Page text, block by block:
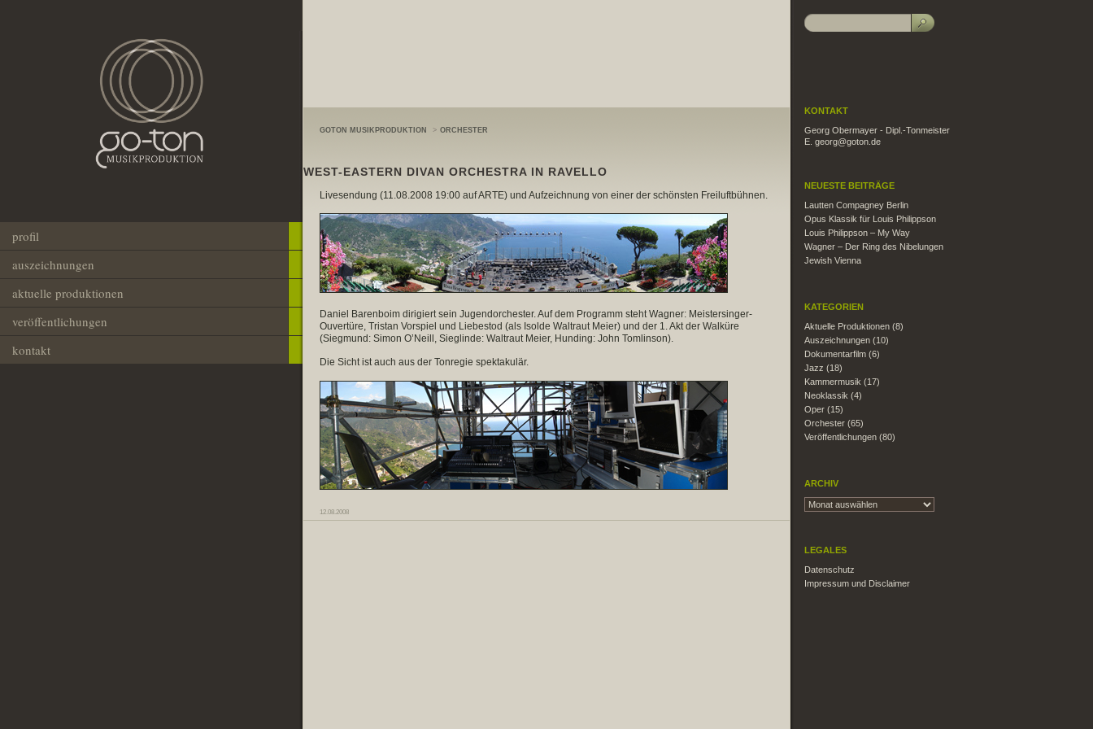
profil
auszeichnungen
aktuelle produktionen
veröffentlichungen
kontakt
GOTON MUSIKPRODUKTION > ORCHESTER
WEST-EASTERN DIVAN ORCHESTRA IN RAVELLO
Livesendung (11.08.2008 19:00 auf ARTE) und Aufzeichnung von einer der schönsten Freiluftbühnen.
Daniel Barenboim dirigiert sein Jugendorchester. Auf dem Programm steht Wagner: Meistersinger-
Ouvertüre, Tristan Vorspiel und Liebestod (als Isolde Waltraut Meier) und der 1. Akt der Walküre
(Siegmund: Simon O’Neill, Sieglinde: Waltraut Meier, Hunding: John Tomlinson).
Die Sicht ist auch aus der Tonregie spektakulär.
12.08.2008
KONTAKT
Georg Obermayer - Dipl.-Tonmeister
E. georg@goton.de
NEUESTE BEITRÄGE
Lautten Compagney Berlin
Opus Klassik für Louis Philippson
Louis Philippson – My Way
Wagner – Der Ring des Nibelungen
Jewish Vienna
KATEGORIEN
Aktuelle Produktionen (8)
Auszeichnungen (10)
Dokumentarfilm (6)
Jazz (18)
Kammermusik (17)
Neoklassik (4)
Oper (15)
Orchester (65)
Veröffentlichungen (80)
ARCHIV
LEGALES
Datenschutz
Impressum und Disclaimer